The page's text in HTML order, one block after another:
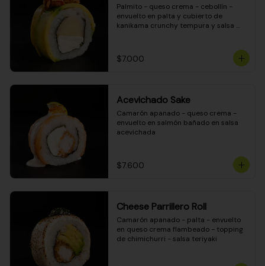
Palmito - queso crema - cebollín -
envuelto en palta y cubierto de
kanikama crunchy tempura y salsa
$7.000
Acevichado Sake
Camarón apanado - queso crema -
envuelto en salmón bañado en salsa
acevichada
$7.600
Cheese Parrillero Roll
Camarón apanado - palta - envuelto
en queso crema flambeado - topping
de chimichurri - salsa teriyaki